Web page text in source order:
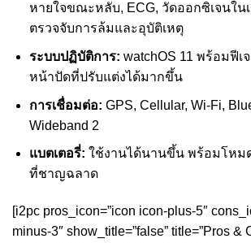
หายใจขณะหลับ, ECG, วัดออกซิเจนใน
ตรวจจับการล้มและอุบัติเหตุ
ระบบปฏิบัติการ: watchOS 11 พร้อมฟีเ
หน้าปัดที่ปรับแต่งได้มากขึ้น
การเชื่อมต่อ: GPS, Cellular, Wi-Fi,
Wideband 2
แบตเตอรี่: ใช้งานได้นานขึ้น พร้อมโหม
ที่ชาญฉลาด
[i2pc pros_icon=”icon icon-plus-5″
minus-3″ show_title=”false” title=”Pros &